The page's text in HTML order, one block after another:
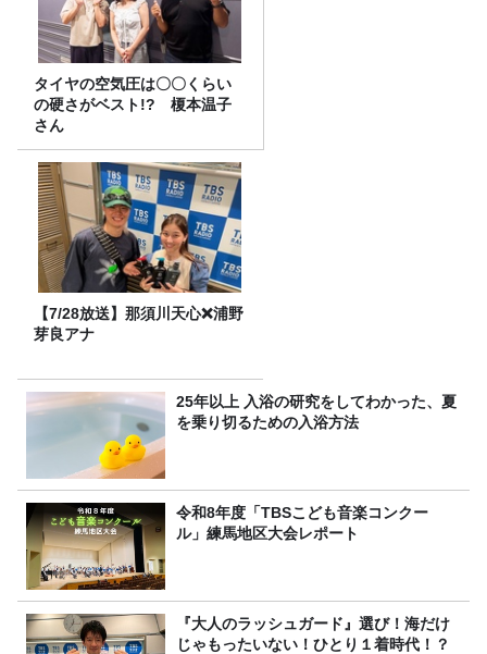
タイヤの空気圧は〇〇くらい
の硬さがベスト!? 榎本温子
さん
【7/28放送】那須川天心❌浦野
芽良アナ
25年以上 入浴の研究をしてわかった、夏
を乗り切るための入浴方法
令和8年度「TBSこども音楽コンクー
ル」練馬地区大会レポート
『大人のラッシュガード』選び！海だけ
じゃもったいない！ひとり１着時代！？